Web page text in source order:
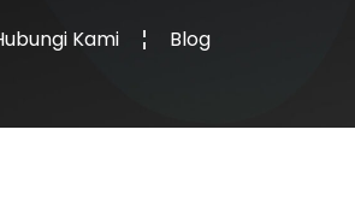
Kami Blog